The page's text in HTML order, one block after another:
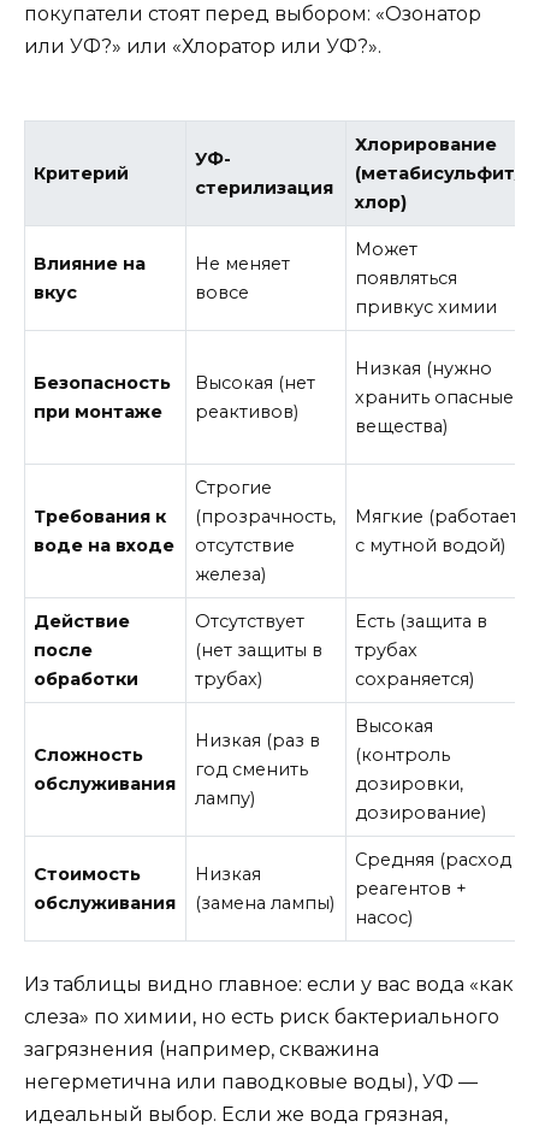
покупатели стоят перед выбором: «Озонатор
или УФ?» или «Хлоратор или УФ?».
Критерий
УФ-
стерилизация
Хлорирование
(метабисульфит/
хлор)
Влияние на
вкус
Не меняет
вовсе
Может
появляться
привкус химии
Безопасность
при монтаже
Высокая (нет
реактивов)
Низкая (нужно
хранить опасные
вещества)
Требования к
воде на входе
Строгие
(прозрачность,
отсутствие
железа)
Мягкие (работает
с мутной водой)
Действие
после
обработки
Отсутствует
(нет защиты в
трубах)
Есть (защита в
трубах
сохраняется)
Сложность
обслуживания
Низкая (раз в
год сменить
лампу)
Высокая
(контроль
дозировки,
дозирование)
Стоимость
обслуживания
Низкая
(замена лампы)
Средняя (расход
реагентов +
насос)
Из таблицы видно главное: если у вас вода «как
слеза» по химии, но есть риск бактериального
загрязнения (например, скважина
негерметична или паводковые воды), УФ —
идеальный выбор. Если же вода грязная,